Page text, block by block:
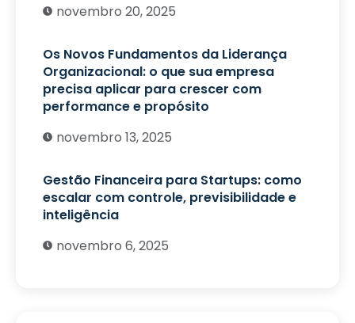
novembro 20, 2025
Os Novos Fundamentos da Liderança
Organizacional: o que sua empresa
precisa aplicar para crescer com
performance e propósito
novembro 13, 2025
Gestão Financeira para Startups: como
escalar com controle, previsibilidade e
inteligência
novembro 6, 2025